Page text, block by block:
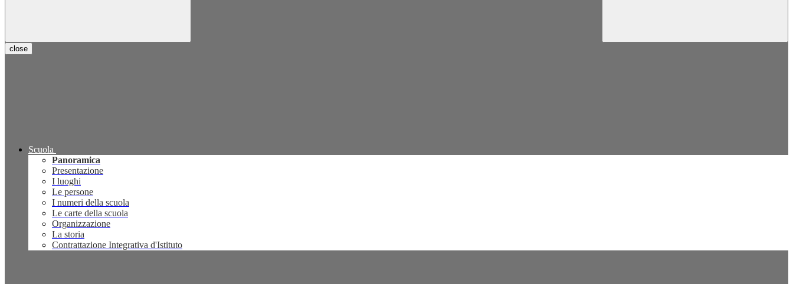
close
Scuola
Panoramica
Presentazione
I luoghi
Le persone
I numeri della scuola
Le carte della scuola
Organizzazione
La storia
Contrattazione Integrativa d'Istituto